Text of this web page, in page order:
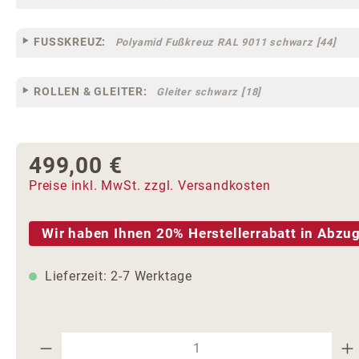
FUSSKREUZ: Polyamid Fußkreuz RAL 9011 schwarz [44]
ROLLEN & GLEITER: Gleiter schwarz [18]
Regulärer Preis:
499,00 €
Preise inkl. MwSt. zzgl. Versandkosten
Wir haben Ihnen 20% Herstellerrabatt in
Lieferzeit: 2-7 Werktage
Produkt Anzahl: Gib den